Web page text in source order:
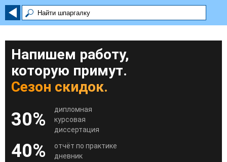
Напишем работу,
которую примут.
Сезон скидок.
30%
дипломная
курсовая
диссертация
40%
отчёт по практике
дневник